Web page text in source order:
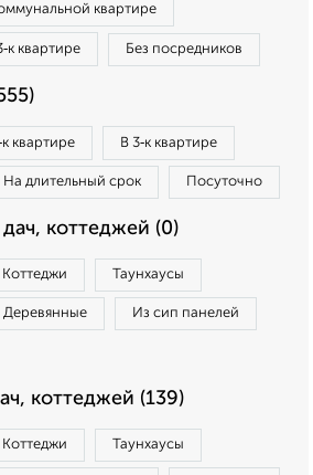
квартире
квартире Без посредников
квартире В 3‑к квартире
На длительный срок Посуточно
коттеджей (0)
Коттеджи Таунхаусы
Деревянные Из сип панелей
коттеджей (139)
Коттеджи Таунхаусы